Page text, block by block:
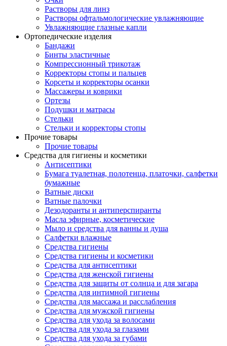
Растворы для линз
Растворы офтальмологические увлажняющие
Увлажняющие глазные капли
Ортопедические изделия
Бандажи
Бинты эластичные
Компрессионный трикотаж
Корректоры стопы и пальцев
Корсеты и корректоры осанки
Массажеры и коврики
Ортезы
Подушки и матрасы
Стельки
Стельки и корректоры стопы
Прочие товары
Прочие товары
Средства для гигиены и косметики
Антисептики
Бумага туалетная, полотенца, платочки, салфетки
бумажные
Ватные диски
Ватные палочки
Дезодоранты и антиперспиранты
Масла эфирные, косметические
Мыло и средства для ванны и душа
Салфетки влажные
Средства гигиены
Средства гигиены и косметики
Средства для антисептики
Средства для женской гигиены
Средства для защиты от солнца и для загара
Средства для интимной гигиены
Средства для массажа и расслабления
Средства для мужской гигиены
Средства для ухода за волосами
Средства для ухода за глазами
Средства для ухода за губами